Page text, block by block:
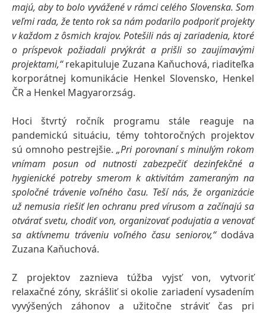
majú, aby to bolo vyvážené v rámci celého Slovenska. Som
veľmi rada, že tento rok sa nám podarilo podporiť projekty
v každom z ôsmich krajov. Potešili nás aj zariadenia, ktoré
o príspevok požiadali prvýkrát a prišli so zaujímavými
projektami,“rekapituluje Zuzana Kaňuchová, riaditeľka
korporátnej komunikácie Henkel Slovensko, Henkel
ČR a Henkel Magyarorzság.
Hoci štvrtý ročník programu stále reaguje na
pandemickú situáciu, témy tohtoročných projektov
sú omnoho pestrejšie.„Pri porovnaní s minulým rokom
vnímam posun od nutnosti zabezpečiť dezinfekčné a
hygienické potreby smerom k aktivitám zameraným na
spoločné trávenie voľného času. Teší nás, že organizácie
už nemusia riešiť len ochranu pred vírusom a začínajú sa
otvárať svetu, chodiť von, organizovať podujatia a venovať
sa aktívnemu tráveniu voľného času seniorov,“dodáva
Zuzana Kaňuchová.
Z projektov zaznieva túžba vyjsť von, vytvoriť
relaxačné zóny, skrášliť si okolie zariadení vysadením
vyvýšených záhonov a užitočne stráviť čas pri